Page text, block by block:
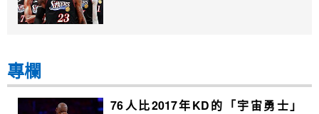
專欄
76人比2017年KD的「宇宙勇士」